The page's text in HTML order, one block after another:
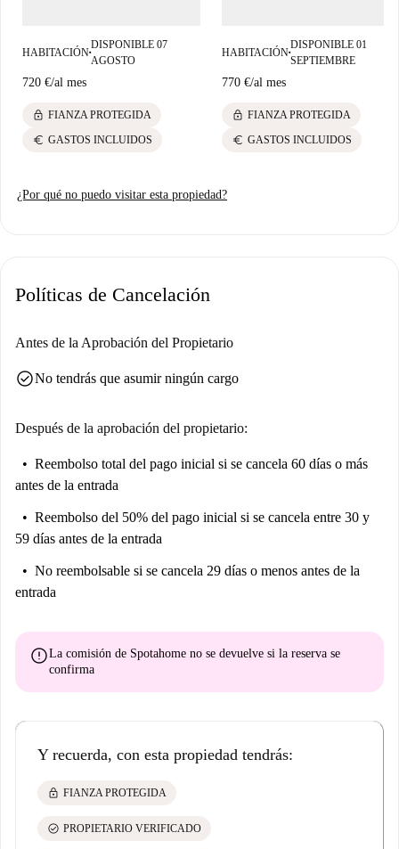
agradable.
HABITACIÓN■
DISPONIBLE 07
AGOSTO
720 €/al mes
lock FIANZA PROTEGIDA
euro GASTOS INCLUIDOS
HABITACIÓN■
DISPONIBLE 01
SEPTIEMBRE
770 €/al mes
lock FIANZA PROTEGIDA
euro GASTOS INCLUIDOS
¿Por qué no puedo visitar esta propiedad?
Políticas de Cancelación
Antes de la Aprobación del Propietario
check_circleNo tendrás que asumir ningún cargo
Después de la aprobación del propietario:
Reembolso total del pago inicial si se cancela 60 días o más
antes de la entrada
Reembolso del 50% del pago inicial si se cancela entre 30 y
59 días antes de la entrada
No reembolsable si se cancela 29 días o menos antes de la
entrada
errorLa comisión de Spotahome no se devuelve si la reserva se
confirma
Y recuerda, con esta propiedad tendrás:
lock FIANZA PROTEGIDA
check_circle PROPIETARIO VERIFICADO